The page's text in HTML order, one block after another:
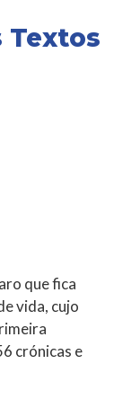
Textos
que fica
vida, cujo
crónicas e